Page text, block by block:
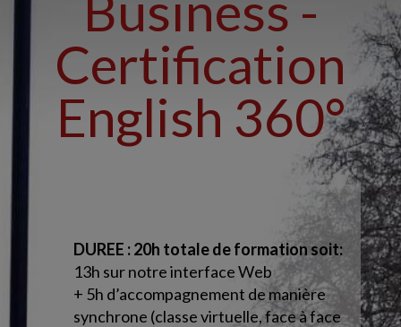
Certification
English 360°
DUREE : 20h totale de formation soit:
13h sur notre interface Web
+ 5h d’accompagnement de manière
synchrone (classe virtuelle, face à face